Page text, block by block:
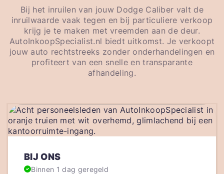
Bij het inruilen van jouw Dodge Caliber valt de
inruilwaarde vaak tegen en bij particuliere verkoop
krijg je te maken met vreemden aan de deur.
AutoInkoopSpecialist.nl biedt uitkomst. Je verkoopt
jouw auto rechtstreeks zonder onderhandelingen en
profiteert van een snelle en transparante
afhandeling.
BIJ ONS
Binnen 1 dag geregeld